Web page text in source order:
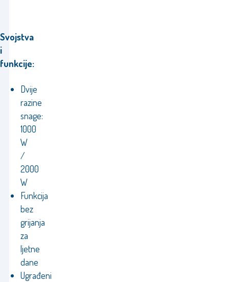
Svojstva
i
funkcije:
Dvije
razine
snage:
1000
W
/
2000
W
Funkcija
bez
grijanja
za
ljetne
dane
Ugrađeni